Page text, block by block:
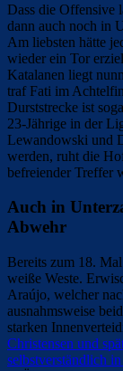
Dass die Offensive
dann auch noch in
Am liebsten hätte
wieder ein Tor
Katalanen liegt
traf Fati im
Durststrecke ist
23-Jährige in der
Lewandowski und
werden, ruht die
befreiender Treffer
Auch in
Abwehr
Bereits zum 18.
weiße Weste.
Araújo, welcher
ausnahmsweise
starken
Christensen und
selbstverständlich